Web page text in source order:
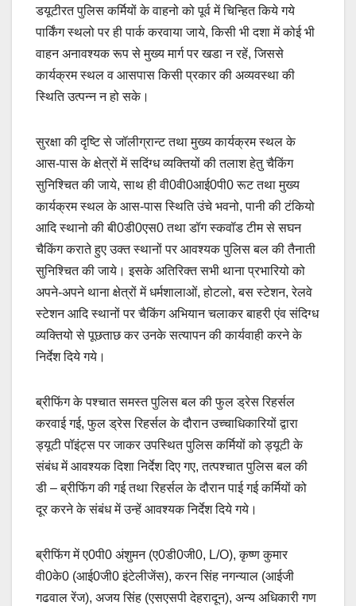
डयूटीरत पुलिस कर्मियों के वाहनो को पूर्व में चिन्हित किये गये
पार्किंग स्थलो पर ही पार्क करवाया जाये, किसी भी दशा में कोई भी
वाहन अनावश्यक रूप से मुख्य मार्ग पर खडा न रहें, जिससे
कार्यक्रम स्थल व आसपास किसी प्रकार की अव्यवस्था की
स्थिति उत्पन्न न हो सके।
सुरक्षा की दृष्टि से जॉलीग्रान्ट तथा मुख्य कार्यक्रम स्थल के
आस-पास के क्षेत्रों में सदिंग्ध व्यक्तियों की तलाश हेतु चैकिंग
सुनिश्चित की जाये, साथ ही वी0वी0आई0पी0 रूट तथा मुख्य
कार्यक्रम स्थल के आस-पास स्थिति उंचे भवनो, पानी की टंकियो
आदि स्थानो की बी0डी0एस0 तथा डॉग स्कवॉड टीम से सघन
चैकिंग कराते हुए उक्त स्थानों पर आवश्यक पुलिस बल की तैनाती
सुनिश्चित की जाये। इसके अतिरिक्त सभी थाना प्रभारियो को
अपने-अपने थाना क्षेत्रों में धर्मशालाओं, होटलो, बस स्टेशन, रेलवे
स्टेशन आदि स्थानों पर चैकिंग अभियान चलाकर बाहरी एंव संदिग्ध
व्यक्तियो से पूछताछ कर उनके सत्यापन की कार्यवाही करने के
निर्देश दिये गये।
ब्रीफिंग के पश्चात समस्त पुलिस बल की फुल ड्रेस रिहर्सल
करवाई गई, फुल ड्रेस रिहर्सल के दौरान उच्चाधिकारियों द्वारा
ड्यूटी पॉइंट्स पर जाकर उपस्थित पुलिस कर्मियों को ड्यूटी के
संबंध में आवश्यक दिशा निर्देश दिए गए, तत्पश्चात पुलिस बल की
डी – ब्रीफिंग की गई तथा रिहर्सल के दौरान पाई गई कर्मियों को
दूर करने के संबंध में उन्हें आवश्यक निर्देश दिये गये।
ब्रीफिंग में ए0पी0 अंशुमन (ए0डी0जी0, L/O), कृष्ण कुमार
वी0के0 (आई0जी0 इंटेलीजेंस), करन सिंह नगन्याल (आईजी
गढवाल रेंज), अजय सिंह (एसएसपी देहरादून), अन्य अधिकारी गण